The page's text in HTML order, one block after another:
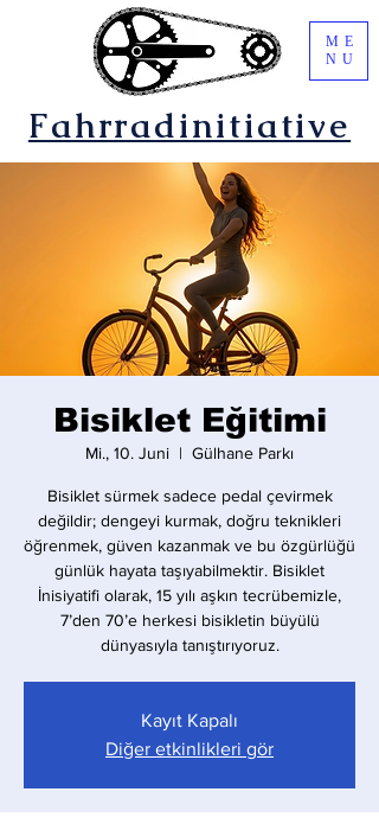
Fahrradinitiative
ME
NU
Bisiklet Eğitimi
Mi., 10. Juni
  |
Gülhane Parkı
Bisiklet sürmek sadece pedal çevirmek
değildir; dengeyi kurmak, doğru teknikleri
öğrenmek, güven kazanmak ve bu özgürlüğü
günlük hayata taşıyabilmektir. Bisiklet
İnisiyatifi olarak, 15 yılı aşkın tecrübemizle,
7’den 70’e herkesi bisikletin büyülü
dünyasıyla tanıştırıyoruz.
Kayıt Kapalı
Diğer etkinlikleri gör